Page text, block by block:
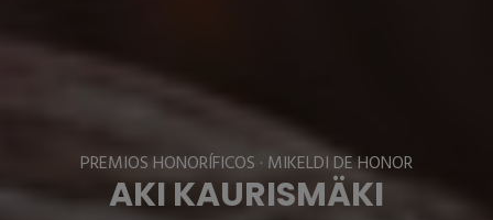
PREMIOS HONORÍFICOS · MIKELDI DE HONOR
AKI KAURISMÄKI